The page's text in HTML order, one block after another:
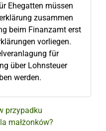
Ehegatten müssen
zusammen
beim Finanzamt erst
vorliegen.
für
über Lohnsteuer
werden.
przypadku
małżonków?